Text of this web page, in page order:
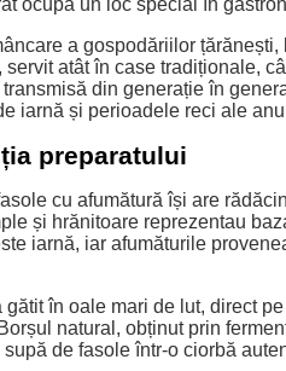
ocupă un loc special în
a gospodăriilor
atât în case tradiționale,
transmisă din generație în
iarnă și perioadele reci ale
preparatului
cu afumătură își are
și hrănitoare reprezentau
iarnă, iar afumăturile
gătit în oale mari de lut, direct
natural, obținut prin
de fasole într-o ciorbă